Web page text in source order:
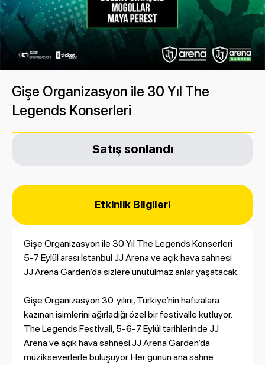
Gişe Organizasyon ile 30 Yıl The
Legends Konserleri
Satış sonlandı
Etkinlik Bilgileri
Gişe Organizasyon ile 30 Yıl The Legends Konserleri
5-7 Eylül arası İstanbul JJ Arena ve açık hava sahnesi
JJ Arena Garden’da sizlere unutulmaz anlar yaşatacak.
Gişe Organizasyon 30. yılını, Türkiye’nin hafızalara
kazınan isimlerini ağırladığı özel bir festivalle kutluyor.
The Legends Festivali, 5-6-7 Eylül tarihlerinde JJ
Arena ve açık hava sahnesi JJ Arena Garden’da
müzikseverlerle buluşuyor. Her günün ana sahne